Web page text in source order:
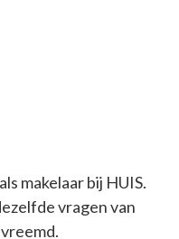
makelaar bij HUIS.
vragen van